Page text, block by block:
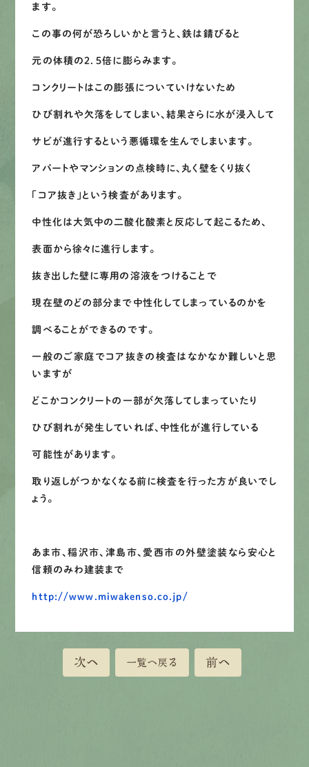
ます。
この事の何が恐ろしいかと言うと、鉄は錆びると
元の体積の２．５倍に膨らみます。
コンクリートはこの膨張についていけないため
ひび割れや欠落をしてしまい、結果さらに水が浸入して
サビが進行するという悪循環を生んでしまいます。
アパートやマンションの点検時に、丸く壁をくり抜く
「コア抜き」という検査があります。
中性化は大気中の二酸化酸素と反応して起こるため、
表面から徐々に進行します。
抜き出した壁に専用の溶液をつけることで
現在壁のどの部分まで中性化してしまっているのかを
調べることができるのです。
一般のご家庭でコア抜きの検査はなかなか難しいと思
いますが
どこかコンクリートの一部が欠落してしまっていたり
ひび割れが発生していれば、中性化が進行している
可能性があります。
取り返しがつかなくなる前に検査を行った方が良いでし
ょう。
あま市、稲沢市、津島市、愛西市の外壁塗装なら安心と
信頼のみわ建装まで
http://www.miwakenso.co.jp/
次へ 一覧へ戻る 前へ